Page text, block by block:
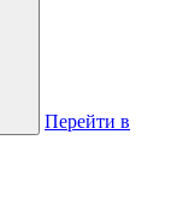
Перейти в